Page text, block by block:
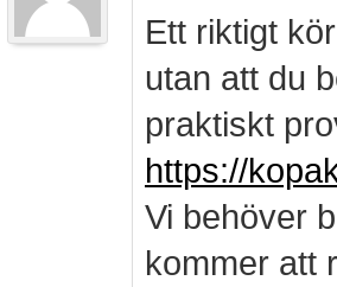
Ett riktigt
utan att du
praktiskt
https://
Vi behöver
kommer att